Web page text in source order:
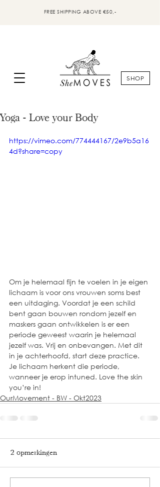
FREE SHIPPING ABOVE €50,-
SHOP
Yoga - Love your Body
https://vimeo.com/774444167/2e9b5a16
4d?share=copy
Om je helemaal fijn te voelen in je eigen
lichaam is voor ons vrouwen soms best
een uitdaging. Voordat je een schild
bent gaan bouwen rondom jezelf en
maskers gaan ontwikkelen is er een
periode geweest waarin je helemaal
jezelf was. Vrij en onbevangen. Met dit
in je achterhoofd, start deze practice.
Je lichaam herkent die periode,
wanneer je erop intuned. Love the skin
you’re in!
OurMovement - BW - Okt2023
2 opmerkingen